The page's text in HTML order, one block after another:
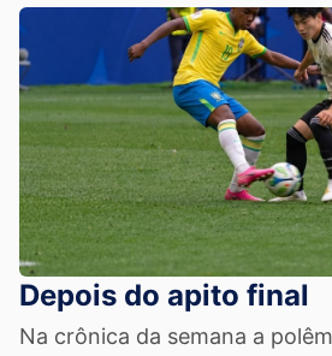
Depois do apito final
Na crônica da semana a